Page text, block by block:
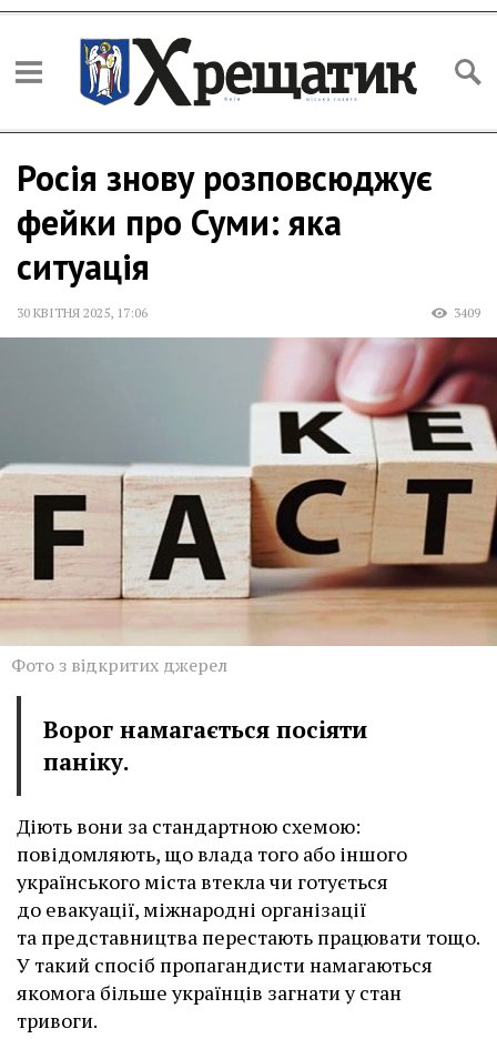
Росія знову розповсюджує
фейки про Суми: яка
ситуація
30 КВІТНЯ 2025, 17:06 3409
Фото з відкритих джерел
Ворог намагається посіяти
паніку.
Діють вони за стандартною схемою:
повідомляють, що влада того або іншого
українського міста втекла чи готується
до евакуації, міжнародні організації
та представництва перестають працювати тощо.
У такий спосіб пропагандисти намагаються
якомога більше українців загнати у стан
тривоги.